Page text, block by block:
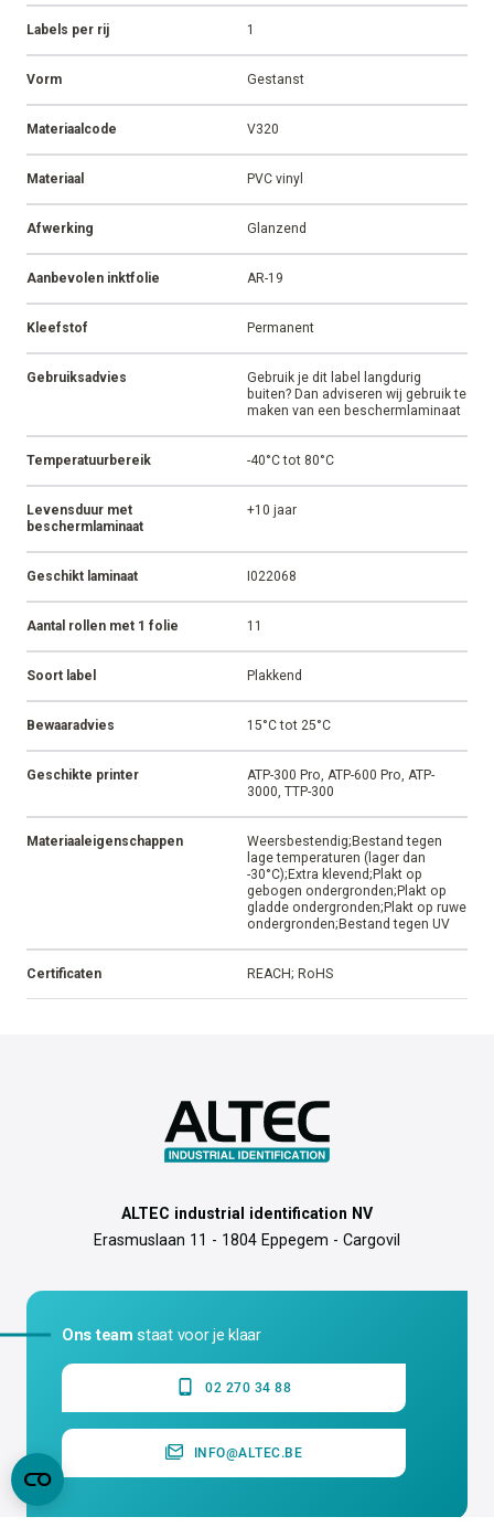
Labels per rij 1
Vorm Gestanst
Materiaalcode V320
Materiaal PVC vinyl
Afwerking Glanzend
Aanbevolen inktfolie AR-19
Kleefstof Permanent
Gebruiksadvies
Gebruik je dit label langdurig
buiten? Dan adviseren wij gebruik te
maken van een beschermlaminaat
Temperatuurbereik -40°C tot 80°C
Levensduur met
beschermlaminaat
+10 jaar
Geschikt laminaat I022068
Aantal rollen met 1 folie 11
Soort label Plakkend
Bewaaradvies 15°C tot 25°C
Geschikte printer
ATP-300 Pro, ATP-600 Pro, ATP-
3000, TTP-300
Materiaaleigenschappen
Weersbestendig;Bestand tegen
lage temperaturen (lager dan
-30°C);Extra klevend;Plakt op
gebogen ondergronden;Plakt op
gladde ondergronden;Plakt op ruwe
ondergronden;Bestand tegen UV
Certificaten REACH; RoHS
ALTEC industrial identification NV
Erasmuslaan 11 - 1804 Eppegem - Cargovil
Ons team staat voor je klaar
02 270 34 88
INFO@ALTEC.BE